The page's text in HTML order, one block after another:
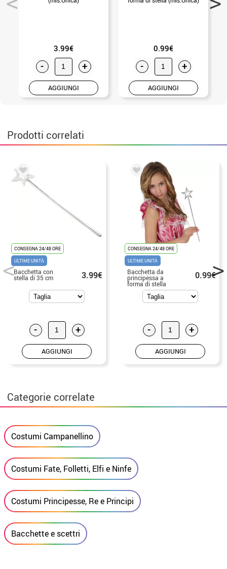
3.99€
- +
AGGIUNGI
0.99€
- +
AGGIUNGI
Prodotti correlati
CONSEGNA 24/48 ORE
ULTIME UNITÀ
Bacchetta con
stella di 35 cm 3.99€
- +
AGGIUNGI
CONSEGNA 24/48 ORE
ULTIME UNITÀ
Bacchetta da
principessa a
forma di stella
0.99€
- +
AGGIUNGI
Categorie correlate
Costumi Campanellino
Costumi Fate, Folletti, Elfi e Ninfe
Costumi Principesse, Re e Principi
Bacchette e scettri